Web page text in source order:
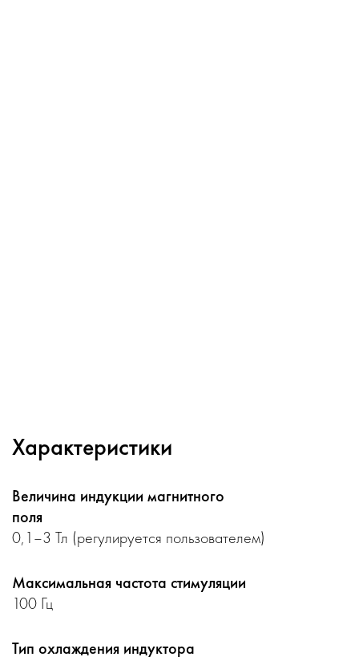
Характеристики
Величина индукции магнитного
поля
0,1–3 Тл (регулируется пользователем)
Максимальная частота стимуляции
100 Гц
Тип охлаждения индуктора